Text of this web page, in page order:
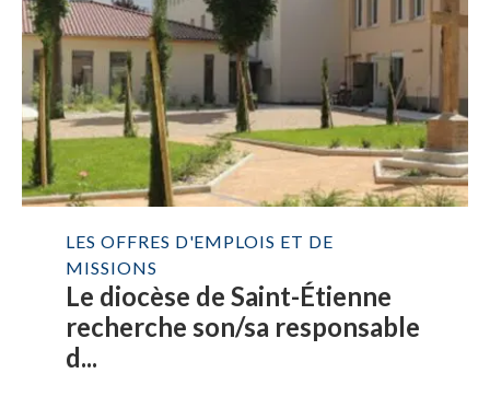
LES OFFRES D'EMPLOIS ET DE
MISSIONS
Le diocèse de Saint-Étienne
recherche son/sa responsable
d...